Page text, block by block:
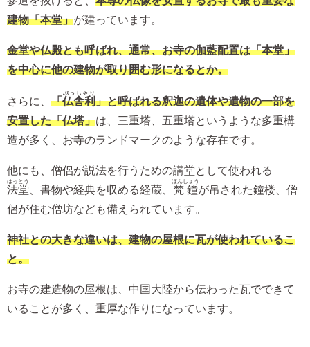
建物「本堂」が建っています。
金堂や仏殿とも呼ばれ、通常、お寺の伽藍配置は「本堂」
を中心に他の建物が取り囲む形になるとか。
さらに、 「仏舎利
ぶっしゃり
」と呼ばれる釈迦の遺体や遺物の一部を
安置した「仏塔」は、三重塔、五重塔というような多重構
造が多く、お寺のランドマークのような存在です。
他にも、僧侶が説法を行うための講堂として使われる
法堂
はっとう
、書物や経典を収める経蔵、 梵鐘
ぼんしょう
が吊された鐘楼、僧
侶が住む僧坊なども備えられています。
神社との大きな違いは、建物の屋根に瓦が使われているこ
と。
お寺の建造物の屋根は、中国大陸から伝わった瓦でできて
いることが多く、重厚な作りになっています。